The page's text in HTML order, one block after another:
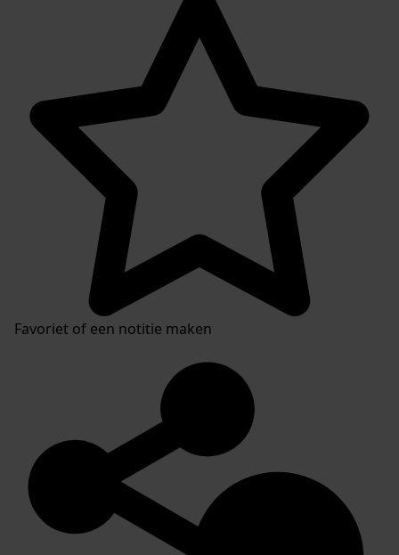
Favoriet of een notitie maken